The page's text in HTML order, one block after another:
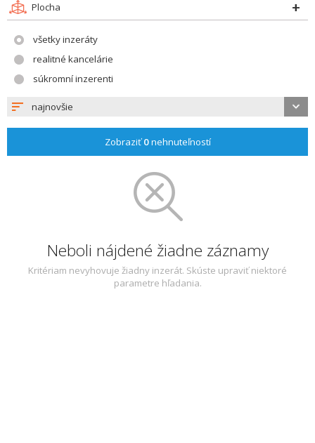
Plocha
všetky inzeráty
realitné kancelárie
súkromní inzerenti
najnovšie
Zobraziť0nehnuteľností
Neboli nájdené žiadne záznamy
Kritériam nevyhovuje žiadny inzerát. Skúste upraviť niektoré
parametre hľadania.